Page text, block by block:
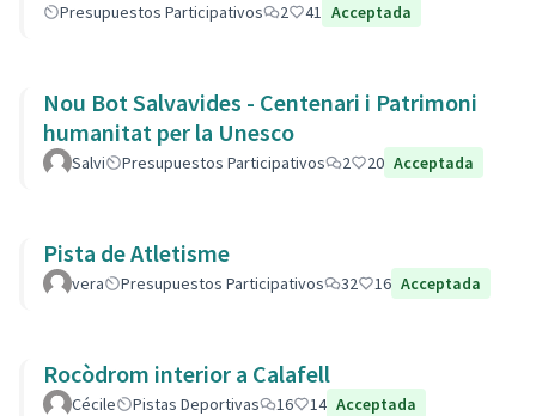
Presupuestos Participativos
2 41 Acceptada
Nou Bot Salvavides - Centenari i Patrimoni
humanitat per la Unesco
Salvi Presupuestos Participativos 2 20 Acceptada
Pista de Atletisme
vera Presupuestos Participativos 32 16 Acceptada
Rocòdrom interior a Calafell
Cécile Pistas Deportivas 16 14 Acceptada